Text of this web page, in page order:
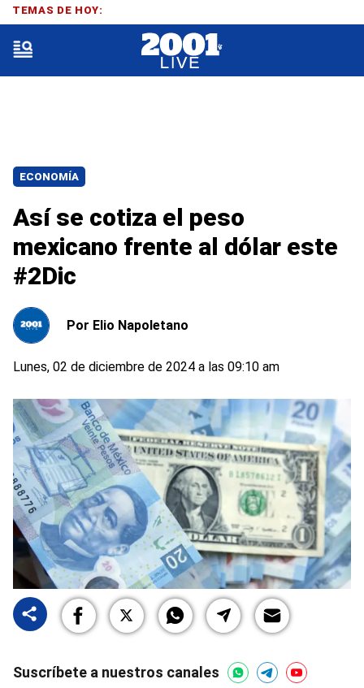
ECONOMÍA
Así se cotiza el peso
mexicano frente al dólar este
#2Dic
Por Elio Napoletano
Lunes, 02 de diciembre de 2024 a las 09:10 am
Suscríbete a nuestros canales
TEMAS DE HOY: